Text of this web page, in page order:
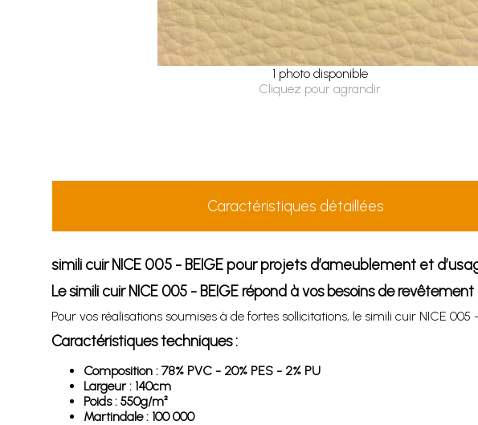
1 photo disponible
Cliquez pour agrandir
Caractéristiques détaillées
simili cuir NICE 005 - BEIGE pour projets d’ameublement et
Le simili cuir NICE 005 - BEIGE répond à vos besoins de revêtement
Pour vos réalisations soumises à de fortes sollicitations, le simili cuir NICE
Caractéristiques techniques :
Composition : 78% PVC - 20% PES - 2% PU
Largeur : 140cm
Poids : 550g/m²
Martindale : 100 000